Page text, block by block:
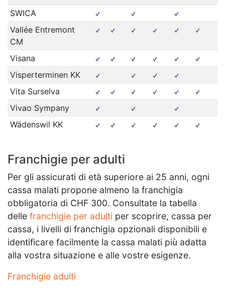
SWICA
Vallée Entremont
CM
Visana
Visperterminen KK
Vita Surselva
Vivao Sympany
Wädenswil KK
Franchigie per adulti
Per gli assicurati di età superiore ai 25 anni, ogni
cassa malati propone almeno la franchigia
obbligatoria di CHF 300. Consultate la tabella
delle franchigie per adulti per scoprire, cassa per
cassa, i livelli di franchigia opzionali disponibili e
identificare facilmente la cassa malati più adatta
alla vostra situazione e alle vostre esigenze.
Franchigie adulti